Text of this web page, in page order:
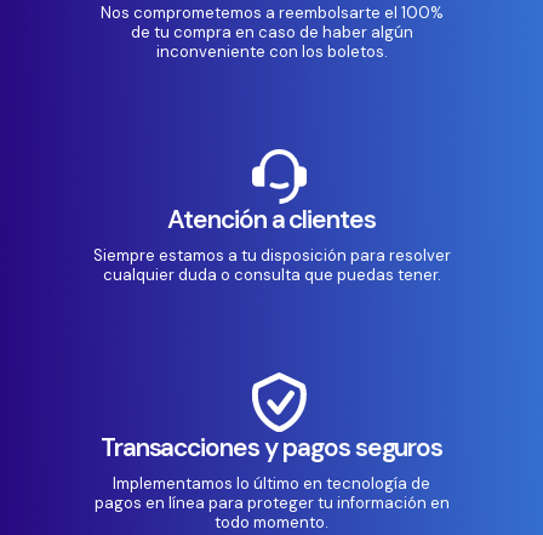
Nos comprometemos a reembolsarte el 100%
de tu compra en caso de haber algún
inconveniente con los boletos.
Atención a clientes
Siempre estamos a tu disposición para resolver
cualquier duda o consulta que puedas tener.
Transacciones y pagos seguros
Implementamos lo último en tecnología de
pagos en línea para proteger tu información en
todo momento.